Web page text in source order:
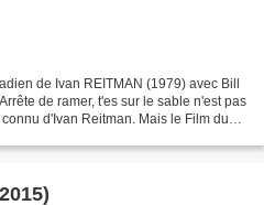
de Ivan REITMAN (1979) avec Bill
de ramer, t'es sur le sable n'est pas
d'Ivan Reitman. Mais le Film du